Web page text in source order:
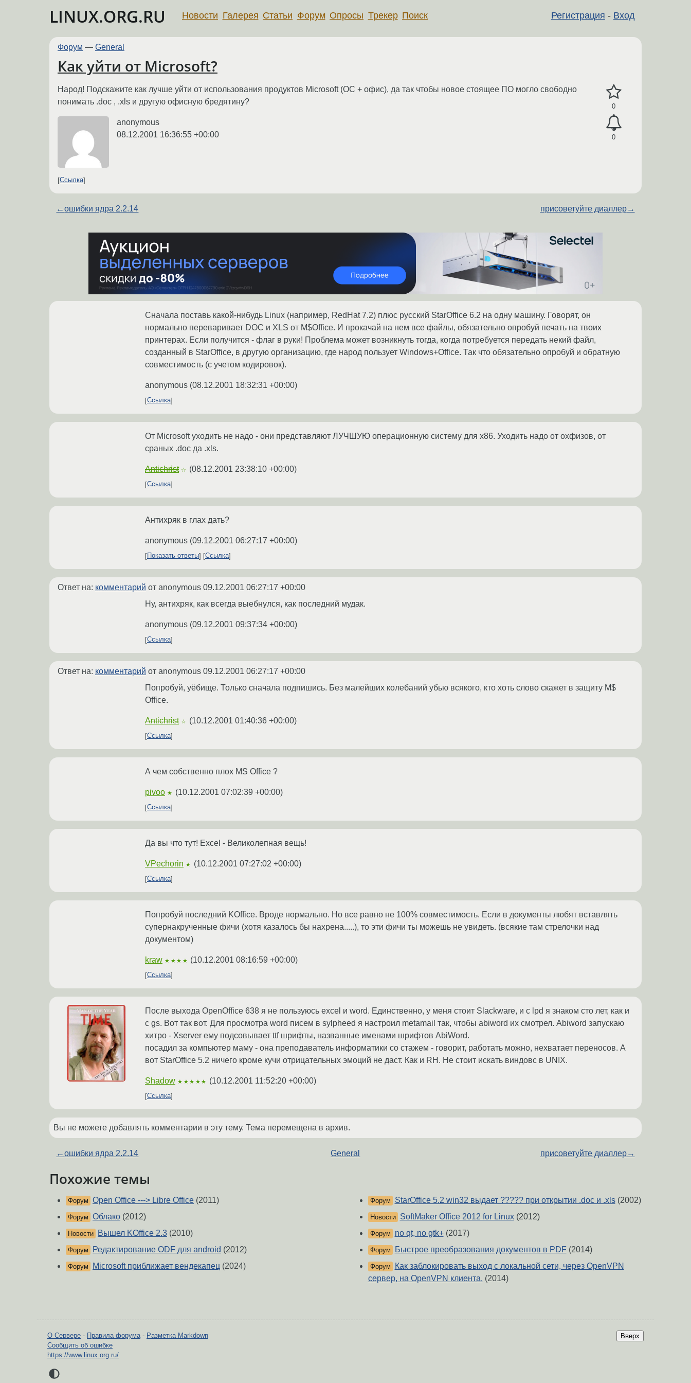
LINUX.ORG.RU Регистрация - Вход
Новости Галерея Статьи Форум Опросы Трекер Поиск
Форум — General
Как уйти от Microsoft?
0
0
Народ! Подскажите как лучше уйти от использования продуктов Microsoft (ОС + офис), да так чтобы новое стоящее ПО могло свободно
понимать .doc , .xls и другую офисную бредятину?
anonymous
08.12.2001 16:36:55 +00:00
Ссылка
←ошибки ядра 2.2.14 присоветуйте диаллер→
Сначала поставь какой-нибудь Linux (например, RedHat 7.2) плюс русский StarOffice 6.2 на одну машину. Говорят, он
нормально переваривает DOC и XLS от M$Office. И прокачай на нем все файлы, обязательно опробуй печать на твоих
принтерах. Если получится - флаг в руки! Проблема может возникнуть тогда, когда потребуется передать некий файл,
созданный в StarOffice, в другую организацию, где народ пользует Windows+Office. Так что обязательно опробуй и обратную
совместимость (с учетом кодировок).
anonymous (08.12.2001 18:32:31 +00:00)
Ссылка
От Microsoft уходить не надо - они представляют ЛУЧШУЮ операционную систему для x86. Уходить надо от охфизов, от
сраных .doc да .xls.
Antichrist ☆ (08.12.2001 23:38:10 +00:00)
Ссылка
Антихряк в глах дать?
anonymous (09.12.2001 06:27:17 +00:00)
Показать ответы Ссылка
Ответ на: комментарий от anonymous 09.12.2001 06:27:17 +00:00
Ну, антихряк, как всегда выебнулся, как последний мудак.
anonymous (09.12.2001 09:37:34 +00:00)
Ссылка
Ответ на: комментарий от anonymous 09.12.2001 06:27:17 +00:00
Попробуй, уёбище. Только сначала подпишись. Без малейших колебаний убью всякого, кто хоть слово скажет в защиту M$
Office.
Antichrist ☆ (10.12.2001 01:40:36 +00:00)
Ссылка
А чем собственно плох MS Office ?
pivoo ★ (10.12.2001 07:02:39 +00:00)
Ссылка
Да вы что тут! Excel - Великолепная вещь!
VPechorin ★ (10.12.2001 07:27:02 +00:00)
Ссылка
Попробуй последний KOffice. Вроде нормально. Но все равно не 100% совместимость. Если в документы любят вставлять
супернакрученные фичи (хотя казалось бы нахрена.....), то эти фичи ты можешь не увидеть. (всякие там стрелочки над
документом)
kraw ★★★★ (10.12.2001 08:16:59 +00:00)
Ссылка
После выхода OpenOffice 638 я не пользуюсь excel и word. Единственно, у меня стоит Slackware, и с lpd я знаком сто лет, как и
с gs. Вот так вот. Для просмотра word писем в sylpheed я настроил metamail так, чтобы abiword их смотрел. Abiword запускаю
хитро - Xserver ему подсовывает ttf шрифты, названные именами шрифтов AbiWord.
посадил за компьютер маму - она преподаватель информатики со стажем - говорит, работать можно, нехватает переносов. А
вот StarOffice 5.2 ничего кроме кучи отрицательных эмоций не даст. Как и RH. Не стоит искать виндовс в UNIX.
Shadow ★★★★★ (10.12.2001 11:52:20 +00:00)
Ссылка
Вы не можете добавлять комментарии в эту тему. Тема перемещена в архив.
←ошибки ядра 2.2.14 General присоветуйте диаллер→
Похожие темы
Форум Open Office ---> Libre Office (2011)
Форум Облако (2012)
Новости Вышел KOffice 2.3 (2010)
Форум Редактирование ODF для android (2012)
Форум Microsoft приближает вендекапец (2024)
Форум StarOffice 5.2 win32 выдает ????? при открытии .doc и .xls(2002)
Новости SoftMaker Office 2012 for Linux(2012)
Форум no qt, no gtk+(2017)
Форум Быстрое преобразования документов в PDF (2014)
Форум
Как заблокировать выход с локальной сети, через OpenVPN
сервер, на OpenVPN клиента. (2014)
Вверх
О Сервере - Правила форума- Разметка Markdown
Сообщить об ошибке
https://www.linux.org.ru/